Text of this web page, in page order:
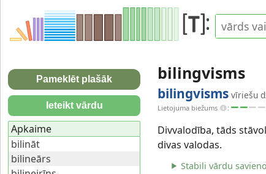
bilingvisms
bilingvisms vīriešu
Lietojuma biežums :
Divvalodība, tāds
divas valodas.
Stabili vārdu
Pameklēt plašāk
Ieteikt vārdu
Apkaime
bilināt
bilineārs